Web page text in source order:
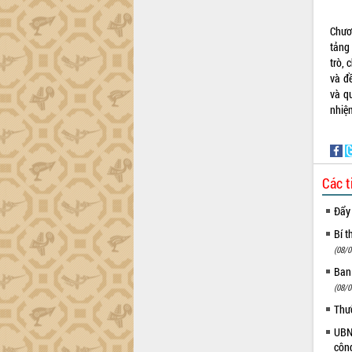
tảng
trò,
và
và
Các
Bí
(08/
(08/